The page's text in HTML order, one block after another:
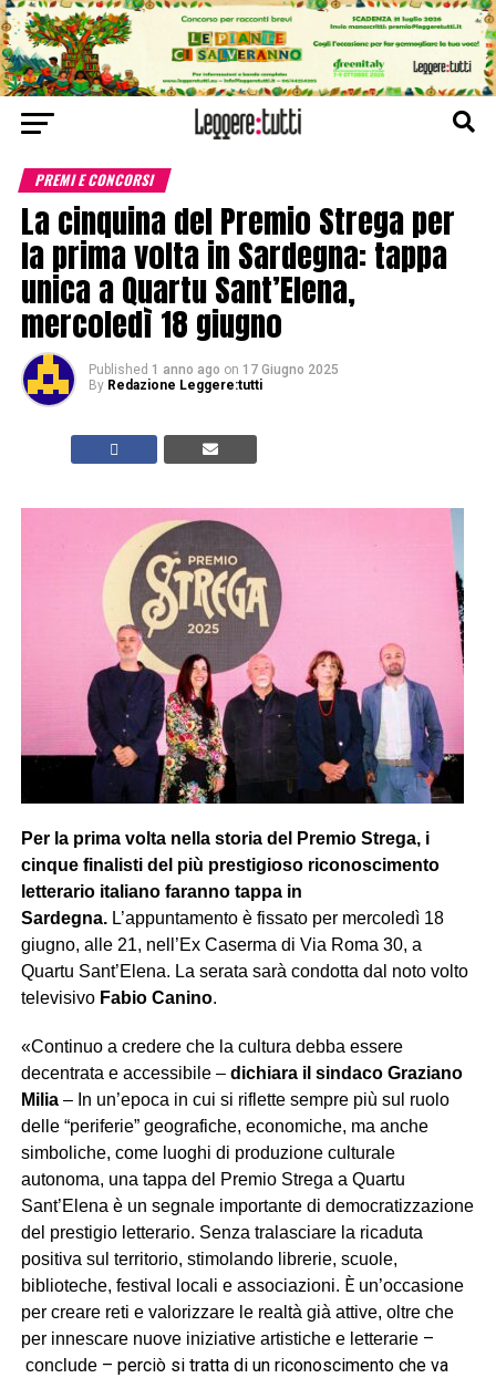
PREMI E CONCORSI
La cinquina del Premio Strega per
la prima volta in Sardegna: tappa
unica a Quartu Sant’Elena,
mercoledì 18 giugno
Published 1 anno ago on 17 Giugno 2025
By Redazione Leggere:tutti
Per la prima volta nella storia del Premio Strega, i
cinque finalisti del più prestigioso riconoscimento
letterario italiano faranno tappa in
Sardegna.L’appuntamento è fissato per mercoledì 18
giugno, alle 21, nell’Ex Caserma di Via Roma 30, a
Quartu Sant’Elena. La serata sarà condotta dal noto volto
televisivo Fabio Canino.
«Continuo a credere che la cultura debba essere
decentrata e accessibile – dichiara il sindaco Graziano
Milia– In un’epoca in cui si riflette sempre più sul ruolo
delle “periferie” geografiche, economiche, ma anche
simboliche, come luoghi di produzione culturale
autonoma, una tappa del Premio Strega a Quartu
Sant’Elena è un segnale importante di democratizzazione
del prestigio letterario. Senza tralasciare la ricaduta
positiva sul territorio, stimolando librerie, scuole,
biblioteche, festival locali e associazioni. Èun’occasione
per creare reti e valorizzare le realtà già attive, oltre che
per innescare nuove iniziative artistiche e letterarie –
conclude – perciò si tratta di un riconoscimento che va